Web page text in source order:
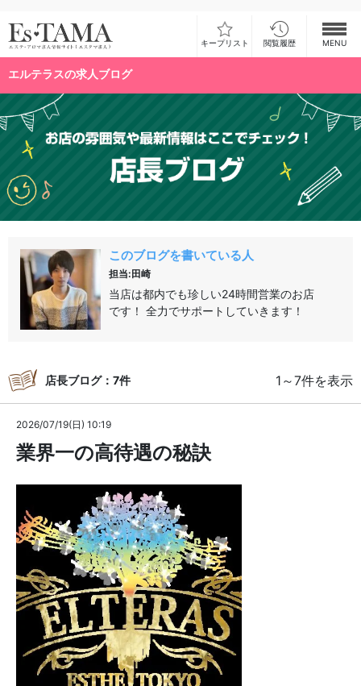
キープリスト 閲覧履歴 MENU
お仕事検索
お仕事ランキング
お仕事体験談
スカウト型求人エスジョブ
ログイン
エルテラスの求人ブログ
このブログを書いている人
担当:田崎
当店は都内でも珍しい24時間営業のお店
です！ 全力でサポートしていきます！
店長ブログ：7件 1～7件を表示
2026/07/19(日) 10:19
業界一の高待遇の秘訣